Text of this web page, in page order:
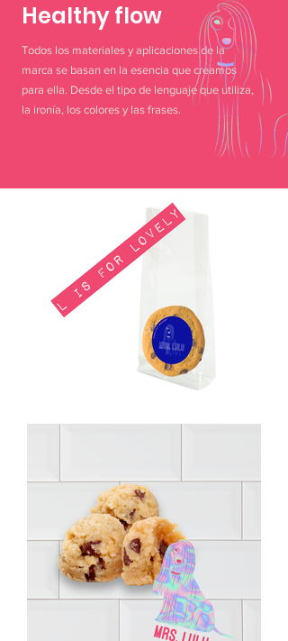
Healthy flow
Todos los materiales y aplicaciones de la
marca se basan en la esencia que creamos
para ella. Desde el tipo de lenguaje que utiliza,
la ironía, los colores y las frases.